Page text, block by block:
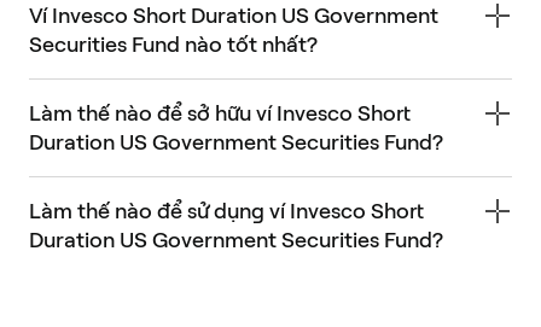
Ví Invesco Short Duration US Government
Securities Fund nào tốt nhất?
Làm thế nào để sở hữu ví Invesco Short
Duration US Government Securities Fund?
Làm thế nào để sử dụng ví Invesco Short
Duration US Government Securities Fund?